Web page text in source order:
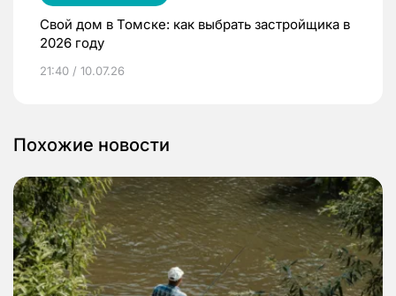
Свой дом в Томске: как выбрать застройщика в
2026 году
21:40 / 10.07.26
Похожие новости